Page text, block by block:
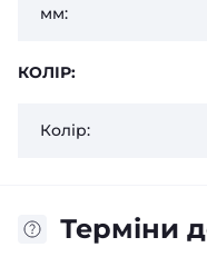
мм:
КОЛІР:
Колір:
Терміни